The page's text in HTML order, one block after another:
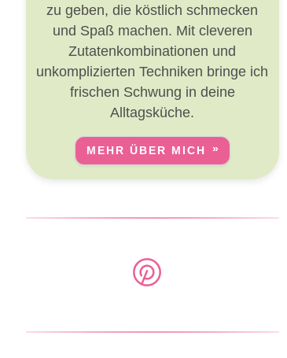
zu geben, die köstlich schmecken
und Spaß machen. Mit cleveren
Zutatenkombinationen und
unkomplizierten Techniken bringe ich
frischen Schwung in deine
Alltagsküche.
MEHR ÜBER MICH